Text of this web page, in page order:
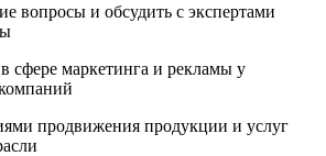
вопросы и обсудить с экспертами
сфере маркетинга и рекламы у
продвижения продукции и услуг